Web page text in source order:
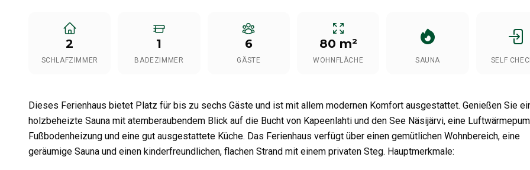
2
SCHLAFZIMMER
1
BADEZIMMER
6
GÄSTE
80 m²
WOHNFLÄCHE SAUNA SELF
Dieses Ferienhaus bietet Platz für bis zu sechs Gäste und ist mit allem modernen Komfort ausgestattet. Genießen Sie
holzbeheizte Sauna mit atemberaubendem Blick auf die Bucht von Kapeenlahti und den See Näsijärvi, eine
Fußbodenheizung und eine gut ausgestattete Küche. Das Ferienhaus verfügt über einen gemütlichen Wohnbereich, eine
geräumige Sauna und einen kinderfreundlichen, flachen Strand mit einem privaten Steg. Hauptmerkmale: